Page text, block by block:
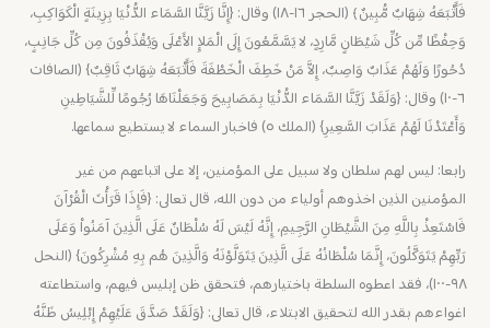
فَأَتْبَعَهُ شِهَابٌ مُّبِينٌ﴾ (الحجر ١٦-١٨) وقال: {إِنَّا زَيَّنَّا السَّمَاء الدُّنْيَا بِزِينَةٍ الْكَوَاكِبِ،
وَحِفْظًا مِّن كُلِّ شَيْطَانٍ مَّارِدٍ، لا يَسَّمَّعُونَ إِلَى الْمَلإِ الأَعْلَى وَيُقْذَفُونَ مِن كُلِّ جَانِبٍ،
دُحُورًا وَلَهُمْ عَذَابٌ وَاصِبٌ، إِلاَّ مَنْ خَطِفَ الْخَطْفَةَ فَأَتْبَعَهُ شِهَابٌ ثَاقِبٌ} (الصافات
٦-١٠) وقال: {وَلَقَدْ زَيَّنَّا السَّمَاء الدُّنْيَا بِمَصَابِيحَ وَجَعَلْنَاهَا رُجُومًا لِّلشَّيَاطِينِ
وَأَعْتَدْنَا لَهُمْ عَذَابَ السَّعِيرِ} (الملك ٥) فاخبار السماء لا يستطيع سماعها.
رابعا: ليس لهم سلطان ولا سبيل على المؤمنين، إلا على اتباعهم من غير
المؤمنين الذين اخذوهم أولياء من دون الله، قال تعالى: {فَإِذَا قَرَأْتَ الْقُرْآنَ
فَاسْتَعِذْ بِاللَّهِ مِنَ الشَّيْطَانِ الرَّجِيمِ، إِنَّهُ لَيْسَ لَهُ سُلْطَانٌ عَلَى الَّذِينَ آمَنُواْ وَعَلَى
رَبِّهِمْ يَتَوَكَّلُونَ، إِنَّمَا سُلْطَانُهُ عَلَى الَّذِينَ يَتَوَلَّوْنَهُ وَالَّذِينَ هُم بِهِ مُشْرِكُونَ} (النحل
٩٨-١٠٠)، فقد اعطوه السلطة باختيارهم، فتحقق ظن إبليس فيهم، واستطاعته
اغواءهم بقدر الله لتحقيق الابتلاء، قال تعالى: {وَلَقَدْ صَدَّقَ عَلَيْهِمْ إِبْلِيسُ ظَنَّهُ